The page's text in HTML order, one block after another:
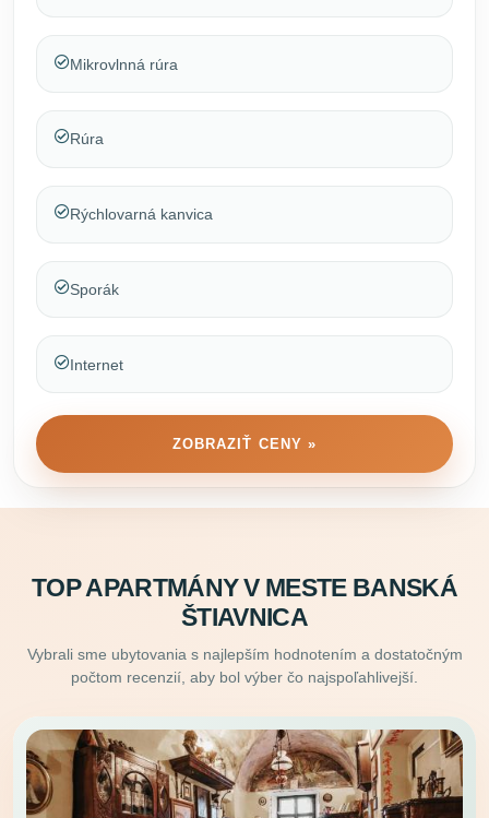
Mikrovlnná rúra
Rúra
Rýchlovarná kanvica
Sporák
Internet
ZOBRAZIŤ CENY »
TOP APARTMÁNY V MESTE BANSKÁ
ŠTIAVNICA
Vybrali sme ubytovania s najlepším hodnotením a dostatočným
počtom recenzií, aby bol výber čo najspoľahlivejší.